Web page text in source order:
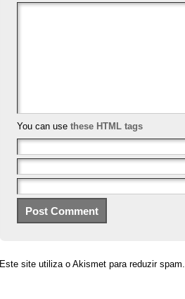
You can use these HTML tags
Este site utiliza o Akismet para reduzir spam.